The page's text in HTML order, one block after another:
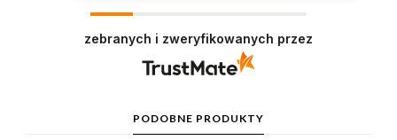
zebranych i zweryfikowanych przez
PODOBNE PRODUKTY